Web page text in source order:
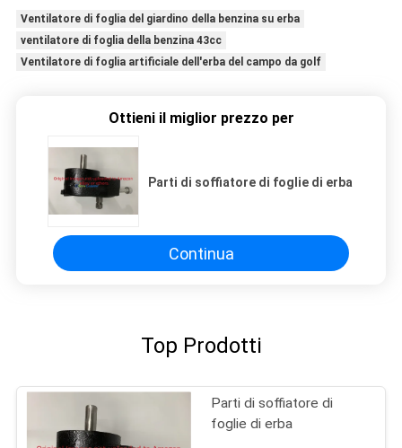
Ventilatore di foglia del giardino della benzina su erba
ventilatore di foglia della benzina 43cc
Ventilatore di foglia artificiale dell'erba del campo da golf
Ottieni il miglior prezzo per
Parti di soffiatore di foglie di erba
Continua
Top Prodotti
Parti di soffiatore di
foglie di erba